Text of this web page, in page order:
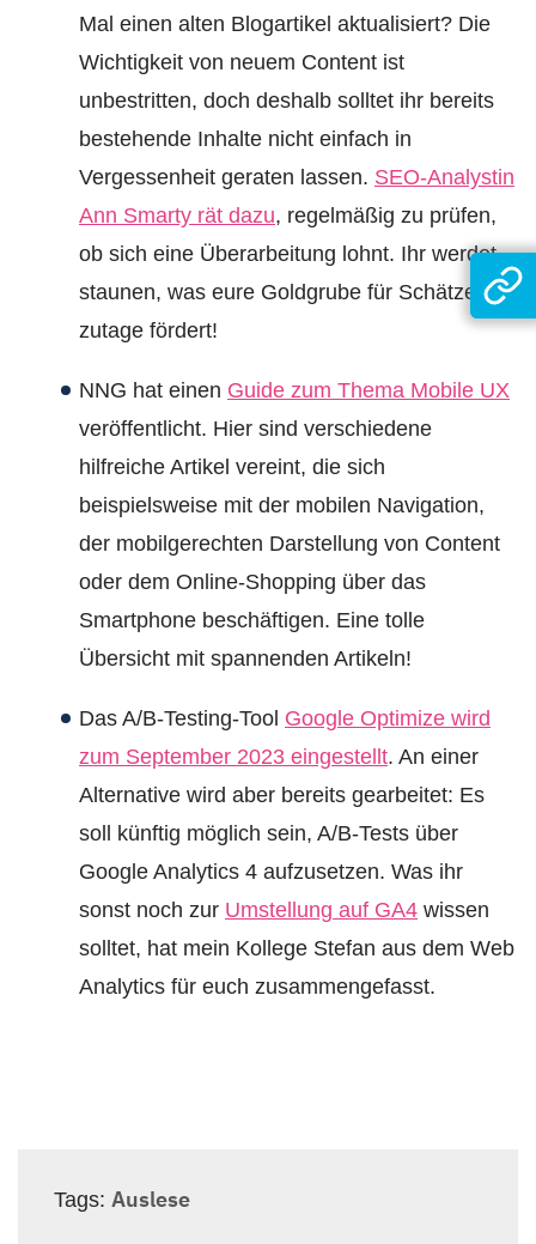
Mal einen alten Blogartikel aktualisiert? Die
Wichtigkeit von neuem Content ist
unbestritten, doch deshalb solltet ihr bereits
bestehende Inhalte nicht einfach in
Vergessenheit geraten lassen. SEO-Analystin
Ann Smarty rät dazu, regelmäßig zu prüfen,
ob sich eine Überarbeitung lohnt. Ihr werdet
staunen, was eure Goldgrube für Schätze
zutage fördert!
NNG hat einen Guide zum Thema Mobile UX
veröffentlicht. Hier sind verschiedene
hilfreiche Artikel vereint, die sich
beispielsweise mit der mobilen Navigation,
der mobilgerechten Darstellung von Content
oder dem Online-Shopping über das
Smartphone beschäftigen. Eine tolle
Übersicht mit spannenden Artikeln!
Das A/B-Testing-Tool Google Optimize wird
zum September 2023 eingestellt. An einer
Alternative wird aber bereits gearbeitet: Es
soll künftig möglich sein, A/B-Tests über
Google Analytics 4 aufzusetzen. Was ihr
sonst noch zur Umstellung auf GA4 wissen
solltet, hat mein Kollege Stefan aus dem Web
Analytics für euch zusammengefasst.
Tags: Auslese